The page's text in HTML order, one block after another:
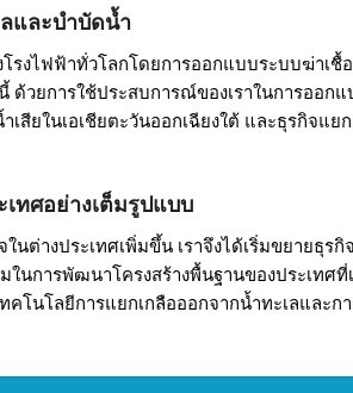
และบำบัดน้ำ
โรงไฟฟ้าทั่วโลกโดยการออกแบบระบบฆ่าเ
ด้วยการใช้ประสบการณ์ของเราในการออก
สียในเอเชียตะวันออกเฉียงใต้ และธุรกิจแย
ทศอย่างเต็มรูปแบบ
นต่างประเทศเพิ่มขึ้น เราจึงได้เริ่มขยายธุร
ในการพัฒนาโครงสร้างพื้นฐานของประเทศ
คโนโลยีการแยกเกลือออกจากน้ำทะเลและก